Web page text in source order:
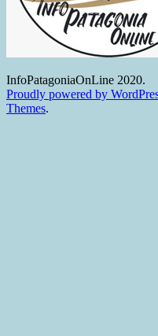
InfoPatagoniaOnLine 2020.
Proudly powered by
Themes.